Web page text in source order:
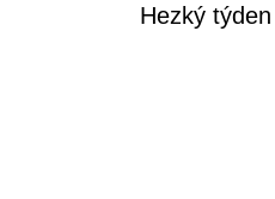
Hezký týden